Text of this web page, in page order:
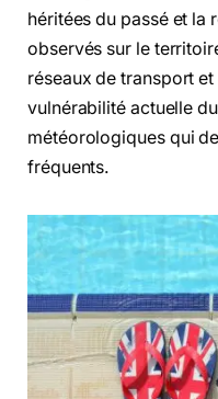
héritées du passé et la
observés sur le
réseaux de transport et
vulnérabilité actuelle
météorologiques qui
fréquents.